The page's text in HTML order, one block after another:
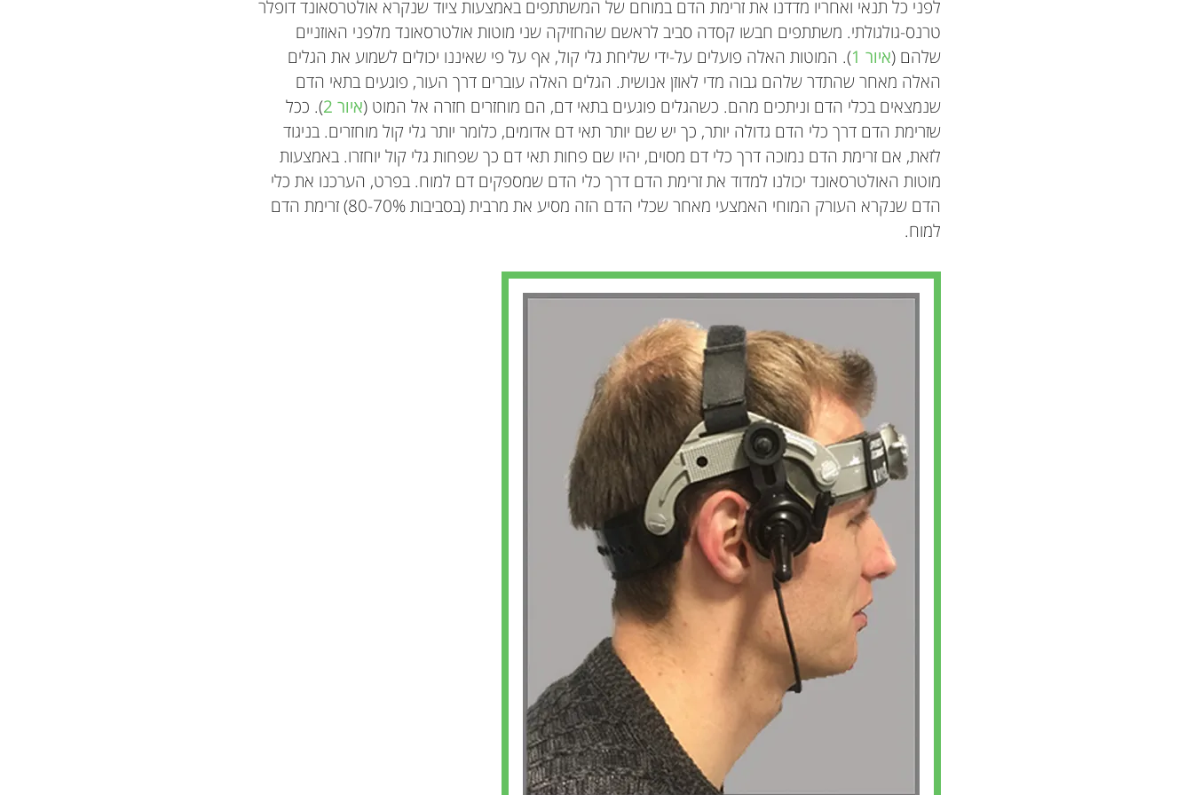
לפני כל תנאי ואחריו מדדנו את זרימת הדם במוחם של המשתתפים באמצעות ציוד שנקרא אולטרסאונד דופלר
טרנס-גולגולתי. משתתפים חבשו קסדה סביב לראשם שהחזיקה שני מוטות אולטרסאונד מלפני האוזניים
שלהם (איור 1 ). המוטות האלה פועלים על-ידי שליחת גלי קול, אף על פי שאיננו יכולים לשמוע את הגלים
האלה מאחר שהתדר שלהם גבוה מדי לאוזן אנושית. הגלים האלה עוברים דרך העור, פוגעים בתאי הדם
שנמצאים בכלי הדם וניתכים מהם. כשהגלים פוגעים בתאי דם, הם מוחזרים חזרה אל המוט (איור 2 ). ככל
שזרימת הדם דרך כלי הדם גדולה יותר, כך יש שם יותר תאי דם אדומים, כלומר יותר גלי קול מוחזרים. בניגוד
לזאת, אם זרימת הדם נמוכה דרך כלי דם מסוים, יהיו שם פחות תאי דם כך שפחות גלי קול יוחזרו. באמצעות
מוטות האולטרסאונד יכולנו למדוד את זרימת הדם דרך כלי הדם שמספקים דם למוח. בפרט, הערכנו את כלי
הדם שנקרא העורק המוחי האמצעי מאחר שכלי הדם הזה מסיע את מרבית (בסביבות 80-70%) זרימת הדם
למוח.